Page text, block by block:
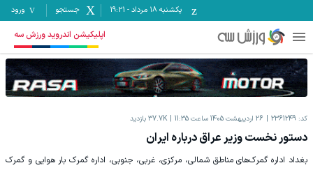
یکشنبه ۱۸ مرداد -
19:21 جستجو ورود
اپلیکیشن اندروید ورزش سه
کد: 2361249 26 اردیبهشت 1405 ساعت 11:35 37.7K بازدید
دستور نخست وزیر عراق درباره ایران
بغداد اداره گمرک‌های مناطق شمالی، مرکزی، غربی، جنوبی، اداره گمرک بار هوایی و گمرک